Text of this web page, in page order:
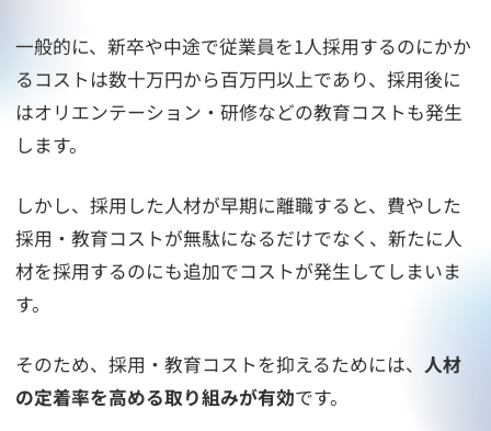
一般的に、新卒や中途で従業員を1人採用するのにかか
るコストは数十万円から百万円以上であり、採用後に
はオリエンテーション・研修などの教育コストも発生
します。
しかし、採用した人材が早期に離職すると、費やした
採用・教育コストが無駄になるだけでなく、新たに人
材を採用するのにも追加でコストが発生してしまいま
す。
そのため、採用・教育コストを抑えるためには、 人材
の定着率を高める取り組みが有効です。